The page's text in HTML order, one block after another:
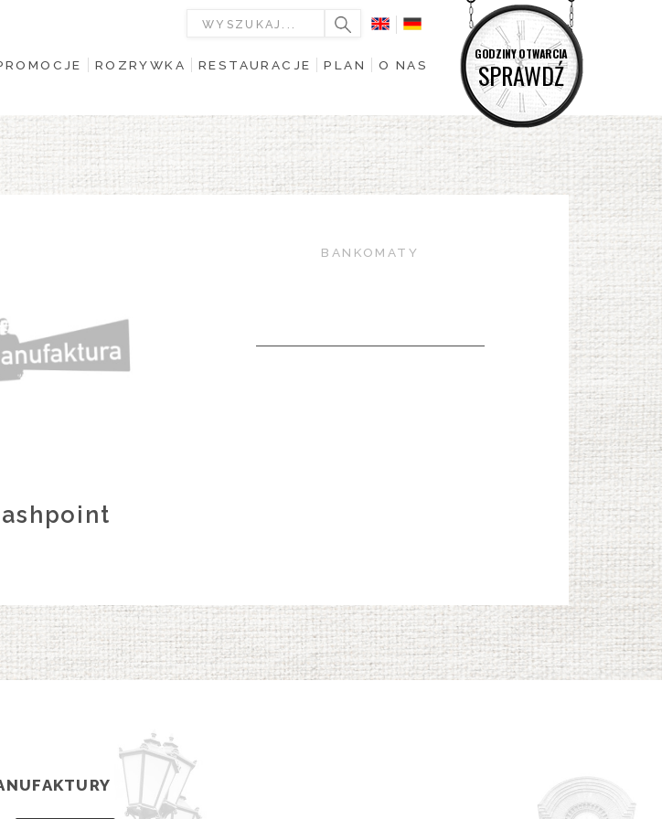
GODZINY OTWARCIA
SPRAWDŹ
ROZRYWKA RESTAURACJE PLAN O NAS
BANKOMATY